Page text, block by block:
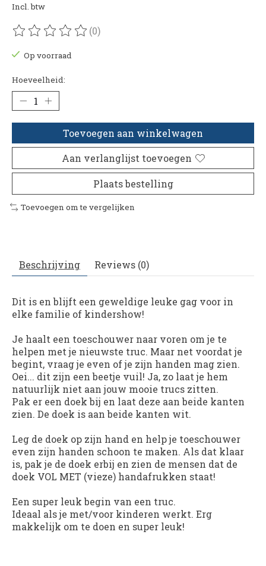
Incl. btw
De beoordeling van dit product is
(0)
Op voorraad
Hoeveelheid:
Toevoegen aan winkelwagen
Aan verlanglijst toevoegen
Plaats bestelling
Toevoegen om te vergelijken
Beschrijving Reviews (0)
Dit is en blijft een geweldige leuke gag voor in
elke familie of kindershow!
Je haalt een toeschouwer naar voren om je te
helpen met je nieuwste truc. Maar net voordat je
begint, vraag je even of je zijn handen mag zien.
Oei... dit zijn een beetje vuil! Ja, zo laat je hem
natuurlijk niet aan jouw mooie trucs zitten.
Pak er een doek bij en laat deze aan beide kanten
zien. De doek is aan beide kanten wit.
Leg de doek op zijn hand en help je toeschouwer
even zijn handen schoon te maken. Als dat klaar
is, pak je de doek erbij en zien de mensen dat de
doek VOL MET (vieze) handafrukken staat!
Een super leuk begin van een truc.
Ideaal als je met/voor kinderen werkt. Erg
makkelijk om te doen en super leuk!